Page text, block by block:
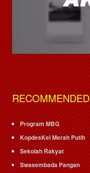
RECOMMENDED
Program MBG
KopdesKel Merah Putih
Sekolah Rakyat
Swasembada Pangan